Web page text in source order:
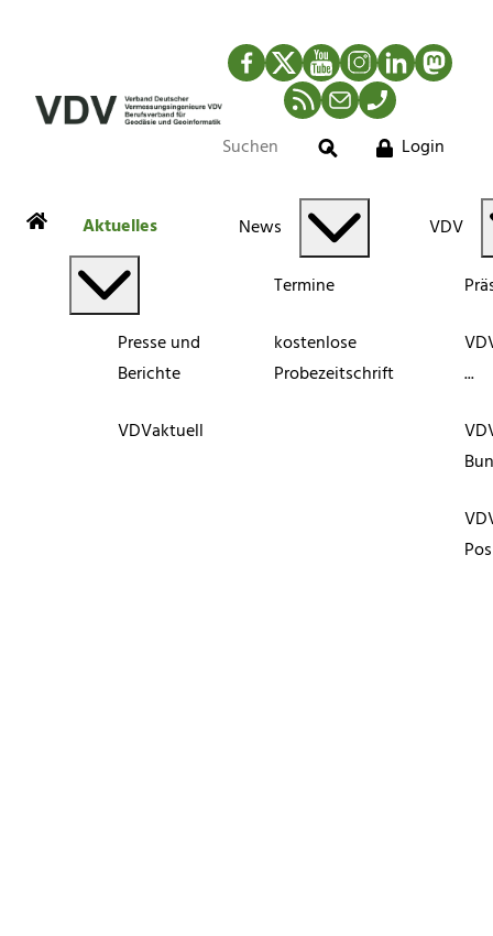
Facebook
TwitterYouTubeInstagram
LinkedIn
RSS-Newsfeed
MailTelefon
Suche
Login
Aktuelles
Presse und
Berichte
VDVaktuell
News
Termine
kostenlose
Probezeitschrift
VDV
...